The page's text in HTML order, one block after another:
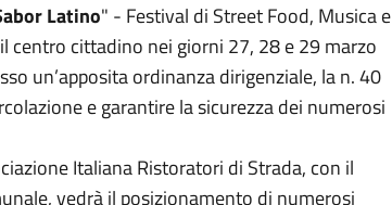
Latino" - Festival di Street Food, Musica e
centro cittadino nei giorni 27, 28 e 29 marzo
un’apposita ordinanza dirigenziale, la n. 40
e garantire la sicurezza dei numerosi
Italiana Ristoratori di Strada, con il
vedrà il posizionamento di numerosi